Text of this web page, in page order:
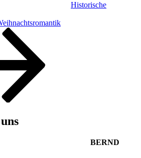
Historische
BERND